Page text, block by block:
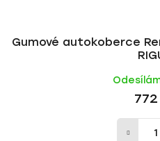
Gumové autokoberce